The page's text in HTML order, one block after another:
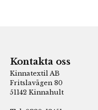
Kontakta oss
Kinnatextil AB
Fritslavägen 80
51142 Kinnahult